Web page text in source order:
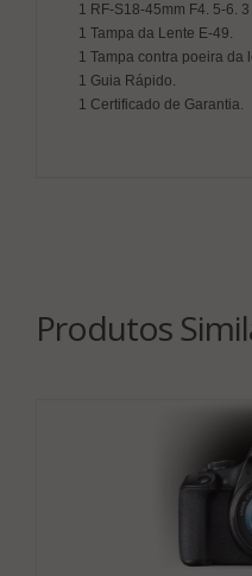
1 RF-S18-45mm F4. 5-6. 3
1 Tampa da Lente E-49.
1 Tampa contra poeira da
1 Guia Rápido.
1 Certificado de Garantia.
Produtos